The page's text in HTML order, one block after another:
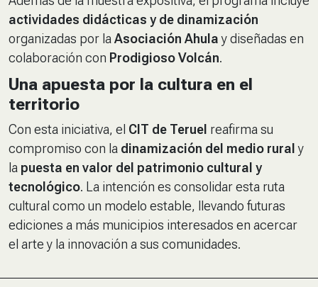
actividades didácticas y de dinamización
organizadas por laAsociación Ahulay diseñadas en
colaboración con Prodigioso Volcán.
Una apuesta por la cultura en el
territorio
Con esta iniciativa, el CIT de Teruel reafirma su
compromiso con la dinamización del medio rural y
la puesta en valor del patrimonio cultural y
tecnológico. La intención es consolidar esta ruta
cultural como un modelo estable, llevando futuras
ediciones a más municipios interesados en acercar
el arte y la innovación a sus comunidades.